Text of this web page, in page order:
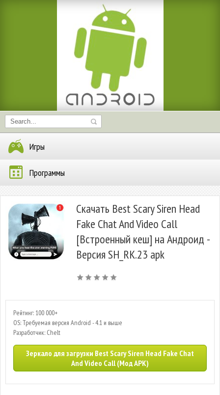
Игры
Программы
Скачать Best Scary Siren Head
Fake Chat And Video Call
[Встроенный кеш] на Андроид -
Версия SH_RK.23 apk
Рейтинг: 100 000+
OS: Требуемая версия Android - 4.1 и выше
Разработчик: Chelt
Зеркало для загрузки Best Scary Siren Head Fake Chat
And Video Call (Мод APK)